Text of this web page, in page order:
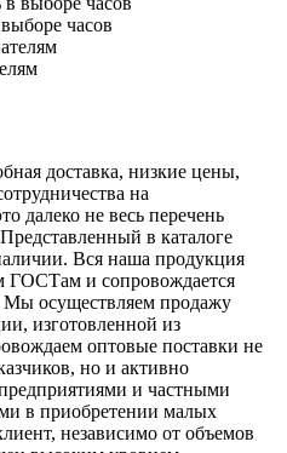
часов
доставка, низкие цены,
на
далеко не весь перечень
в каталоге
Вся наша продукция
ГОСТам и сопровождается
осуществляем продажу
изготовленной из
оптовые поставки не
но и активно
и частными
в приобретении малых
независимо от объемов